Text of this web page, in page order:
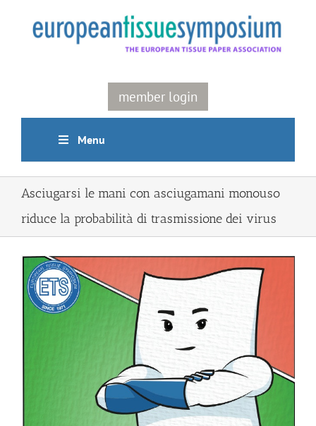
content
member login
Menu
Asciugarsi le mani con asciugamani monouso
riduce la probabilità di trasmissione dei virus
View
Larger
Image